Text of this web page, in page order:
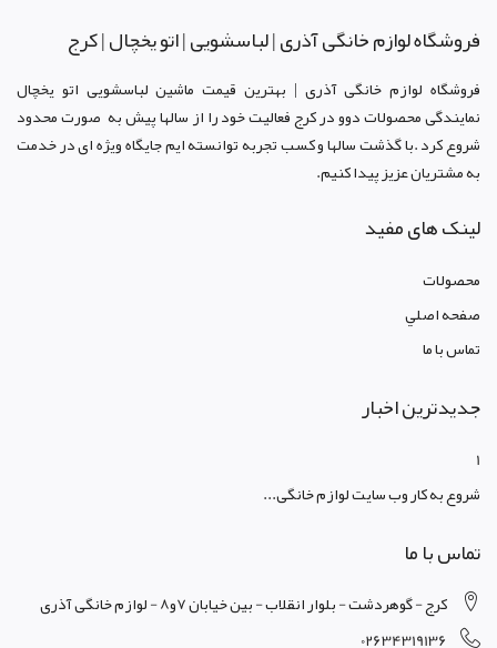
فروشگاه لوازم خانگی آذری | لباسشویی | اتو یخچال | کرج
فروشگاه لوازم خانگی آذری | بهترین قیمت ماشین لباسشویی اتو یخچال
نمایندگی محصولات دوو در کرجفعالیت خود را از سالها پیش به صورت محدود
شروع کرد .با گذشت سالها و کسب تجربه توانسته ایم جایگاه ویژه ای در خدمت
به مشتریان عزیز پیدا کنیم.
لینک های مفید
محصولات
صفحه اصلي
تماس با ما
جدیدترین اخبار
1
شروع به کار وب سایت لوازم خانگی...
تماس با ما
کرج - گوهردشت - بلوار انقلاب - بین خیابان 7و8 - لوازم خانگی آذری
02634319136